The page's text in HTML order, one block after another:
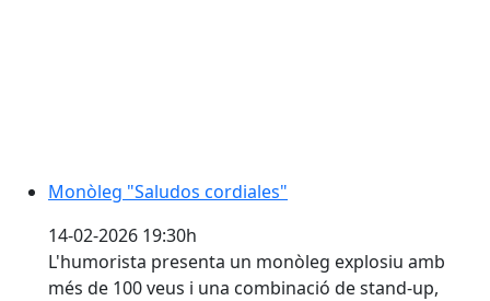
Monòleg "Saludos cordiales"
14-02-2026 19:30h
L'humorista presenta un monòleg explosiu amb
més de 100 veus i una combinació de stand-up,